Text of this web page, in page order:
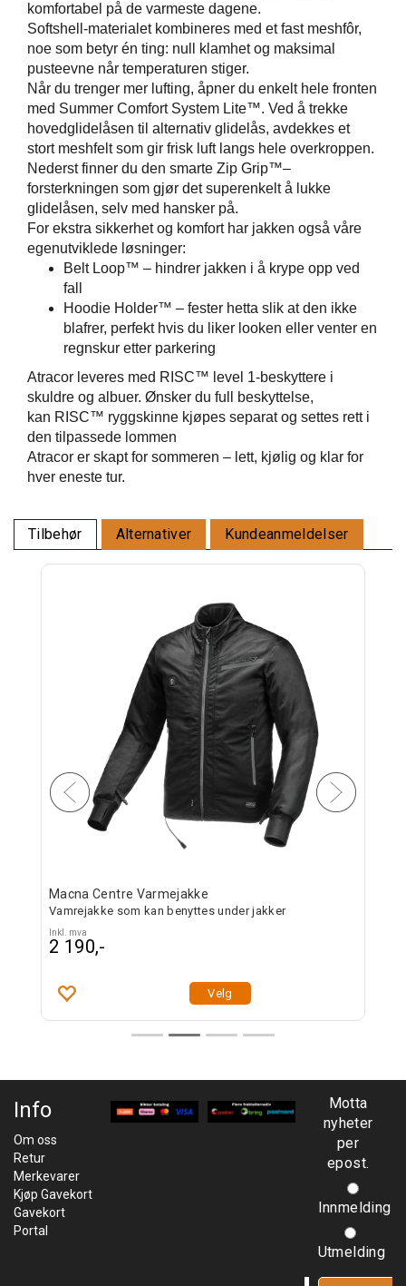
komfortabel på de varmeste dagene.
Softshell-materialet kombineres med et fast meshfôr,
noe som betyr én ting: null klamhet og maksimal
pusteevne når temperaturen stiger.
Når du trenger mer lufting, åpner du enkelt hele fronten
med Summer Comfort System Lite™. Ved å trekke
hovedglidelåsen til alternativ glidelås, avdekkes et
stort meshfelt som gir frisk luft langs hele overkroppen.
Nederst finner du den smarte Zip Grip™–
forsterkningen som gjør det superenkelt å lukke
glidelåsen, selv med hansker på.
For ekstra sikkerhet og komfort har jakken også våre
egenutviklede løsninger:
Belt Loop™ – hindrer jakken i å krype opp ved
fall
Hoodie Holder™ – fester hetta slik at den ikke
blafrer, perfekt hvis du liker looken eller venter en
regnskur etter parkering
Atracor leveres med RISC™ level 1-beskyttere i
skuldre og albuer. Ønsker du full beskyttelse,
kan RISC™ ryggskinne kjøpes separat og settes rett i
den tilpassede lommen
Atracor er skapt for sommeren – lett, kjølig og klar for
hver eneste tur.
Tilbehør Alternativer Kundeanmeldelser
Macna Centre Varmejakke
Vamrejakke som kan benyttes under jakker
Inkl. mva
2 190,-
Velg
Info
Om oss
Retur
Merkevarer
Kjøp Gavekort
Gavekort
Portal
Motta
nyheter
per
epost.
Innmelding
Utmelding